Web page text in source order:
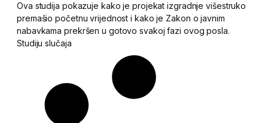
Ova studija pokazuje kako je projekat izgradnje višestruko
premašio početnu vrijednost i kako je Zakon o javnim
nabavkama prekršen u gotovo svakoj fazi ovog posla.
Studiju slučaja